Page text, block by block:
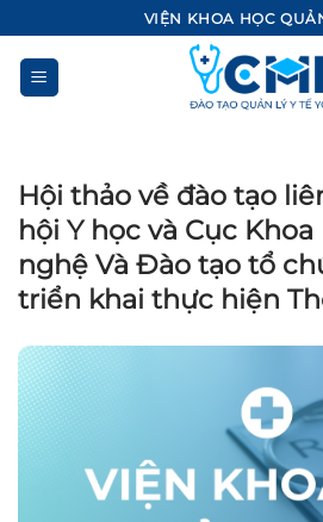
qua
dung
VIỆN KHOA HỌC
Hội thảo về đào tạo
hội Y học và Cục
nghệ Và Đào tạo tổ
triển khai thực hiện